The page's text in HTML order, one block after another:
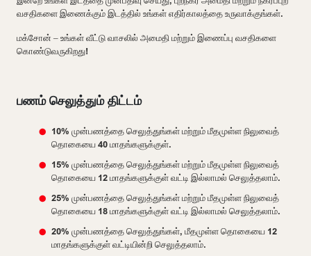
வசதிகளை இணைக்கும் இடத்தில் உங்கள் எதிர்காலத்தை உருவாக்குங்கள்.
மக்சோன் – உங்கள் வீட்டு வாசலில் அமைதி மற்றும் இணைப்பு வசதிகளை
கொண்டுவருகிறது!
பணம் செலுத்தும் திட்டம்
10% முன்பணத்தை செலுத்துங்கள் மற்றும் மீதமுள்ள நிலுவைத்
தொகையை 40 மாதங்களுக்குள்.
15% முன்பணத்தை செலுத்துங்கள் மற்றும் மீதமுள்ள நிலுவைத்
தொகையை 12 மாதங்களுக்குள் வட்டி இல்லாமல் செலுத்தலாம்.
25% முன்பணத்தை செலுத்துங்கள் மற்றும் மீதமுள்ள நிலுவைத்
தொகையை 18 மாதங்களுக்குள் வட்டி இல்லாமல் செலுத்தலாம்.
20% முன்பணத்தை செலுத்துங்கள், மீதமுள்ள தொகையை 12
மாதங்களுக்குள் வட்டியின்றி செலுத்தலாம்.